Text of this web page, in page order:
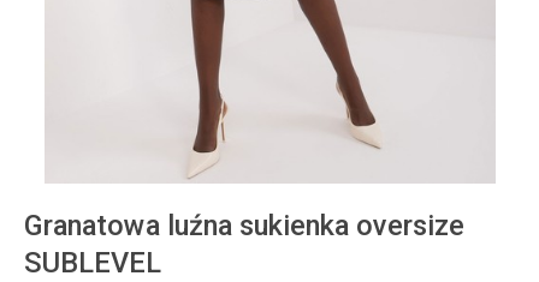
Granatowa luźna sukienka oversize
SUBLEVEL